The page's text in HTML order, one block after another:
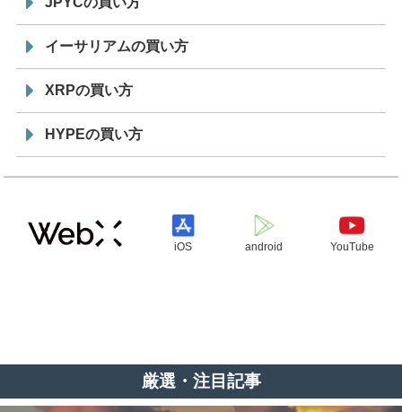
イーサリアムの買い方
XRPの買い方
HYPEの買い方
iOS android YouTube
厳選・注目記事